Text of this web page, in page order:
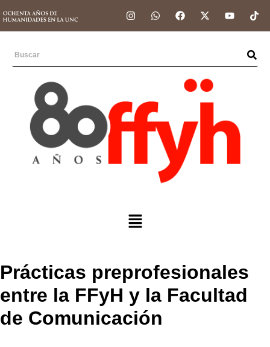
Prácticas preprofesionales
entre la FFyH y la Facultad
de Comunicación